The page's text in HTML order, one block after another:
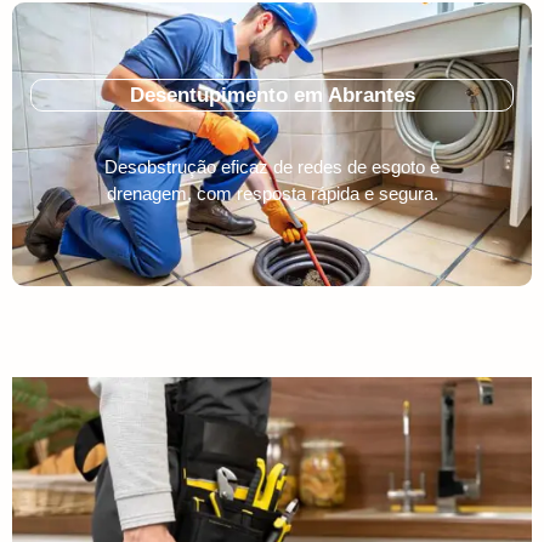
Desentupimento em Abrantes
Desobstrução eficaz de redes de esgoto e
drenagem, com resposta rápida e segura.